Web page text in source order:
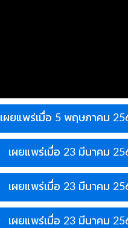
เผยแพร่เมื่อ 5 พฤษภาคม
เผยแพร่เมื่อ 23 มีนาคม
เผยแพร่เมื่อ 23 มีนาคม
เผยแพร่เมื่อ 23 มีนาคม